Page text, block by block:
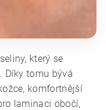
který se
. Díky tomu bývá
komfortnější
laminaci obočí,